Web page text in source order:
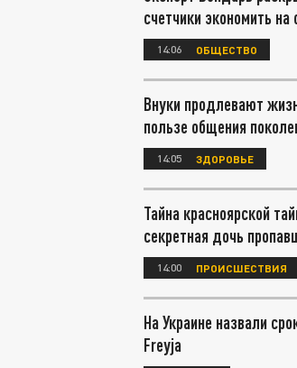
счетчики экономить
14:06 ОБЩЕСТВО
Внуки продлевают
пользе общения
14:05 ЗДОРОВЬЕ
Тайна красноярской
секретная дочь
14:00 ПРОИСШЕСТВИЯ
На Украине назвали
Freyja